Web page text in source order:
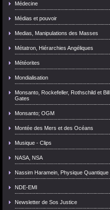
Médecine
Médias et pouvoir
Medias, Manipulations des Masses
Métatron, Hiérarchies Angéliques
Météorites
Mondialisation
Monsanto, Rockefeller, Rothschild et Bill
Gates
Monsanto; OGM
Montée des Mers et des Océans
Musique - Clips
NASA, NSA
Nassim Haramein, Physique Quantique
NDE-EMI
Newsletter de Sos Justice